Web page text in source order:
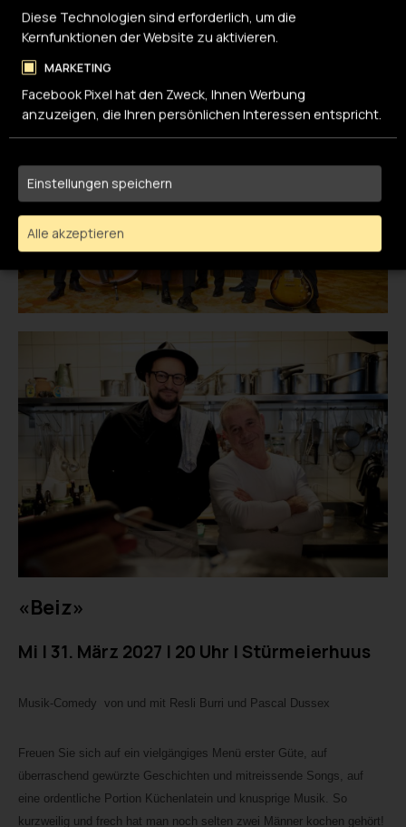
Eintritt: 33.- I Kulturlegi 20.- I In Ausb. 25.-
Den Link zu den Tickets finden Sie hier:
«Beiz»
Mi I 31. März 2027 I 20 Uhr I Stürmeierhuus
Musik-Comedy von und mit Resli Burri und Pascal Dussex
Freuen Sie sich auf ein vielgängiges Menü erster Güte, auf
überraschend gewürzte Geschichten und mitreissende Songs, auf
eine ordentliche Portion Küchenlatein und knusprige Musik. So
kurzweilig und frech hat man noch selten zwei Männer kochen gehört!
Diese Technologien sind erforderlich, um die
Kernfunktionen der Website zu aktivieren.
MARKETING
Facebook Pixel hat den Zweck, Ihnen Werbung
anzuzeigen, die Ihren persönlichen Interessen entspricht.
Einstellungen speichern
Alle akzeptieren